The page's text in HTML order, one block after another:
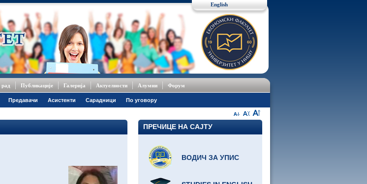
English
Публикације Галерија Актуелности Алумни Форум
Предавачи Асистенти Сарадници По уговору
ПРЕЧИЦЕ НА САЈТУ
ВОДИЧ ЗА УПИС